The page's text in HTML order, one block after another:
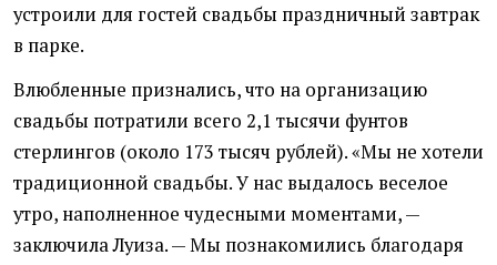
устроили для гостей свадьбы праздничный завтрак
в парке.
Влюбленные признались, что на организацию
свадьбы потратили всего 2,1 тысячи фунтов
стерлингов (около 173 тысяч рублей). «Мы не хотели
традиционной свадьбы. У нас выдалось веселое
утро, наполненное чудесными моментами, —
заключила Луиза. — Мы познакомились благодаря